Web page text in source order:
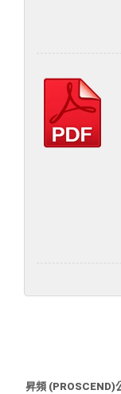
昇頻 (PROSCEND)